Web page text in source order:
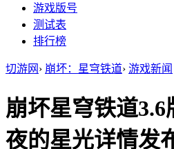
游戏版号
测试表
排行榜
切游网 › 崩坏：星穹铁道› 游戏新闻
崩坏星穹铁道
夜的星光详情发